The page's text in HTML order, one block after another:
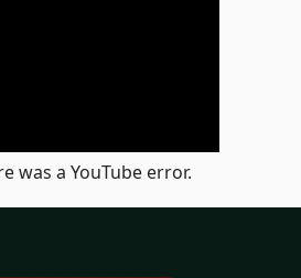
was a YouTube error.